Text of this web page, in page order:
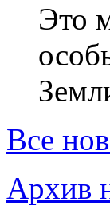
Это
Все
Архив